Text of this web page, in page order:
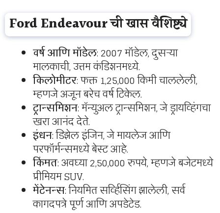
Ford Endeavour ची खास वैशिष्ट्ये
वर्ष आणि मॉडेल: 2007 मॉडेल, दुसऱ्या
मालकाची, उत्तम कंडिशनमध्ये.
किलोमीटर: फक्त 1,25,000 किमी चाललेली,
म्हणजे अजून बरेच वर्ष टिकेल.
ट्रान्समिशन: मॅन्युअल ट्रान्समिशन, जे ड्रायव्हिंगचा
खरा आनंद देते.
इंधन: डिझेल इंजिन, जे मायलेज आणि
परफॉर्मन्समध्ये बेस्ट आहे.
किंमत: अवघ्या 2,50,000 रुपये, म्हणजे बजेटमध्ये
प्रीमियम SUV.
मेंटेनन्स: नियमित सर्व्हिसिंग झालेली, सर्व
कागदपत्रे पूर्ण आणि अपडेटेड.